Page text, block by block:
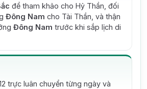
để tham khảo cho Hỷ Thần, đối
Đông Nam cho Tài Thần, và thận
Đông Nam trước khi sắp lịch di
trực luân chuyển từng ngày và